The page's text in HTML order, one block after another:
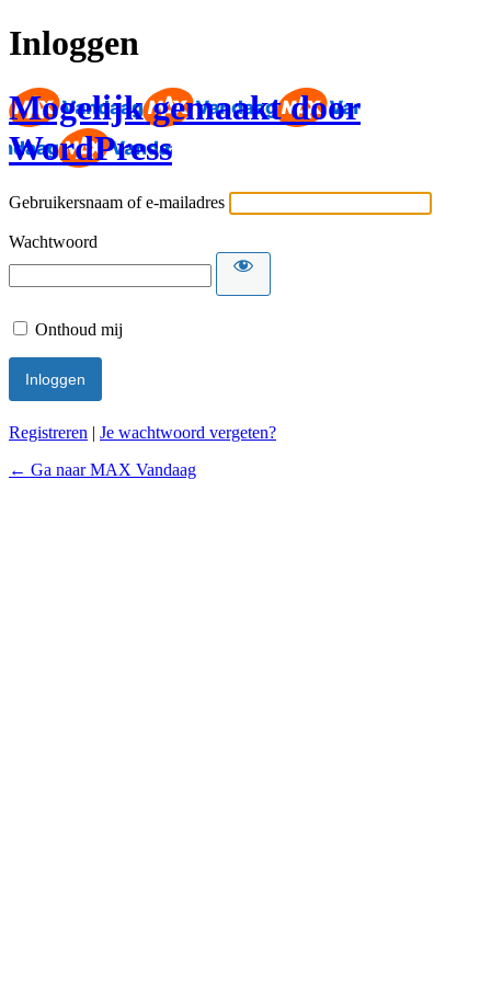
Inloggen
Mogelijk gemaakt door
WordPress
Gebruikersnaam of e-mailadres
Wachtwoord
Onthoud mij
Registreren | Je wachtwoord vergeten?
← Ga naar MAX Vandaag